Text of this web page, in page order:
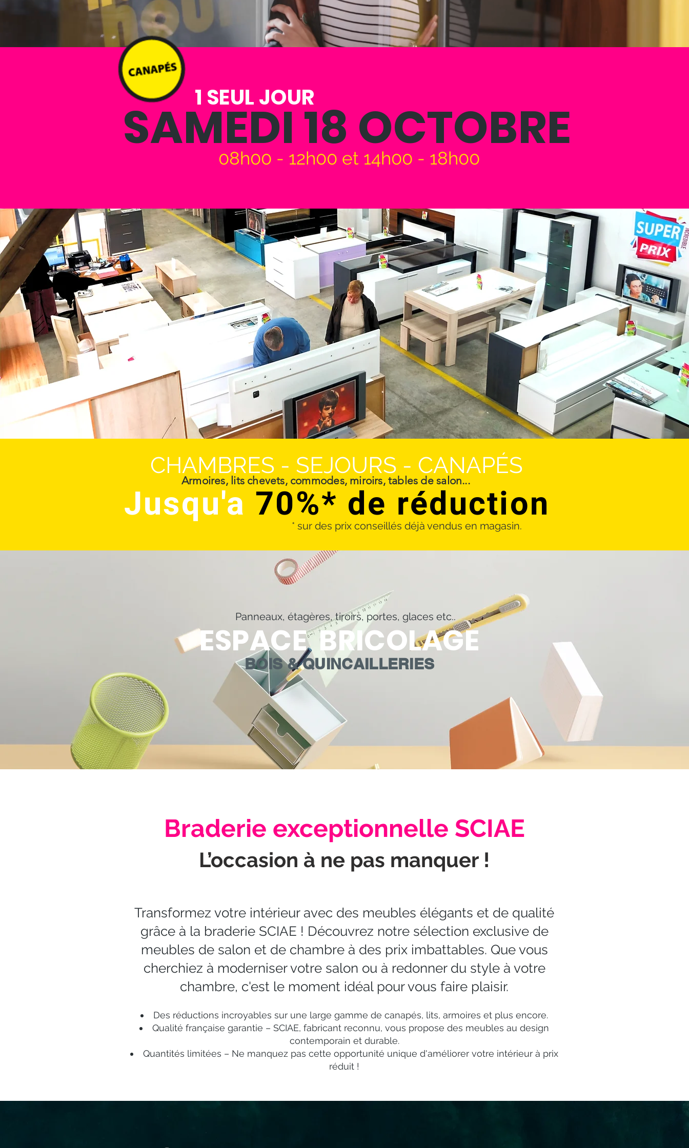
CHAMBRES - SEJOURS - CANAPÉS
Jusqu'a 70%* de réduction
* sur des prix conseillés déjà vendus en magasin.
Armoires, lits chevets, commodes, miroirs, tables de salon...
SAMEDI 18 OCTOBRE
08h00 - 12h00 et 14h00 - 18h00
1 SEUL JOUR
Panneaux, étagères, tiroirs, portes, glaces etc..
BOIS & QUINCAILLERIES
ESPACE BRICOLAGE
Braderie exceptionnelle SCIAE
L’occasion à ne pas manquer !
Transformez votre intérieur avec des meubles élégants et de qualité
grâce à la braderie SCIAE ! Découvrez notre sélection exclusive de
meubles de salon et de chambre à des prix imbattables. Que vous
cherchiez à moderniser votre salon ou à redonner du style à votre
chambre, c'est le moment idéal pour vous faire plaisir.
Des réductions incroyables sur une large gamme de canapés, lits, armoires et plus encore.
Qualité française garantie – SCIAE, fabricant reconnu, vous propose des meubles au design
contemporain et durable.
Quantités limitées – Ne manquez pas cette opportunité unique d'améliorer votre intérieur à prix
réduit !